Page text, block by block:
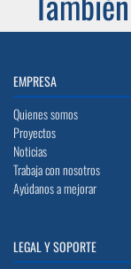
EMPRESA
Quienes somos
Proyectos
Noticias
Trabaja con nosotros
Ayúdanos a mejorar
LEGAL Y SOPORTE